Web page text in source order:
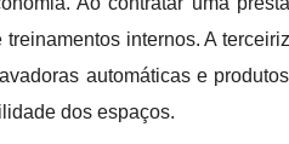
internos. A
automáticas e
dos espaços.